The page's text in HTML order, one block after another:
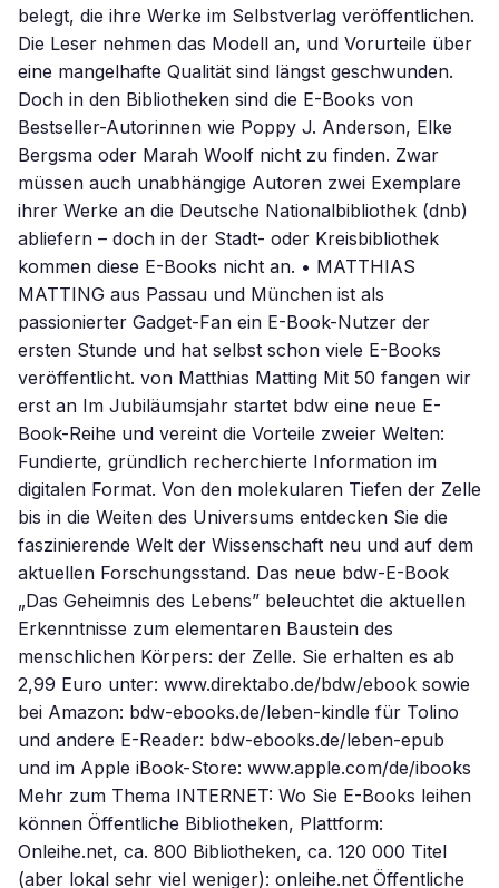
belegt, die ihre Werke im Selbstverlag veröffentlichen.
Die Leser nehmen das Modell an, und Vorurteile über
eine mangelhafte Qualität sind längst geschwunden.
Doch in den Bibliotheken sind die E-Books von
Bestseller-Autorinnen wie Poppy J. Anderson, Elke
Bergsma oder Marah Woolf nicht zu finden. Zwar
müssen auch unabhängige Autoren zwei Exemplare
ihrer Werke an die Deutsche Nationalbibliothek (dnb)
abliefern – doch in der Stadt- oder Kreisbibliothek
kommen diese E-Books nicht an. • MATTHIAS
MATTING aus Passau und München ist als
passionierter Gadget-Fan ein E-Book-Nutzer der
ersten Stunde und hat selbst schon viele E-Books
veröffentlicht. von Matthias Matting Mit 50 fangen wir
erst an Im Jubiläumsjahr startet bdw eine neue E-
Book-Reihe und vereint die Vorteile zweier Welten:
Fundierte, gründlich recherchierte Information im
digitalen Format. Von den molekularen Tiefen der Zelle
bis in die Weiten des Universums entdecken Sie die
faszinierende Welt der Wissenschaft neu und auf dem
aktuellen Forschungsstand. Das neue bdw-E-Book
„Das Geheimnis des Lebens” beleuchtet die aktuellen
Erkenntnisse zum elementaren Baustein des
menschlichen Körpers: der Zelle. Sie erhalten es ab
2,99 Euro unter: www.direktabo.de/bdw/ebook sowie
bei Amazon: bdw-ebooks.de/leben-kindle für Tolino
und andere E-Reader: bdw-ebooks.de/leben-epub
und im Apple iBook-Store: www.apple.com/de/ibooks
Mehr zum Thema INTERNET: Wo Sie E-Books leihen
können Öffentliche Bibliotheken, Plattform:
Onleihe.net, ca. 800 Bibliotheken, ca. 120 000 Titel
(aber lokal sehr viel weniger): onleihe.net Öffentliche